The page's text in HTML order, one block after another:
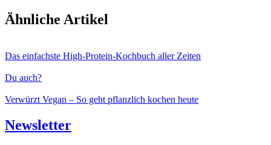
Ähnliche Artikel
Das einfachste High-Protein-Kochbuch aller Zeiten
Du auch?
Verwürzt Vegan – So geht pflanzlich kochen heute
Newsletter